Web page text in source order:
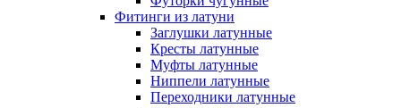
Фитинги из латуни
Заглушки латунные
Кресты латунные
Муфты латунные
Ниппели латунные
Переходники латунные